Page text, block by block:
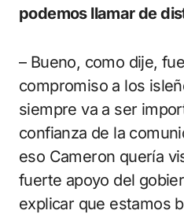
podemos llamar de
– Bueno, como dije,
compromiso a los
siempre va a ser
confianza de la
eso Cameron quería
fuerte apoyo del
explicar que estamos